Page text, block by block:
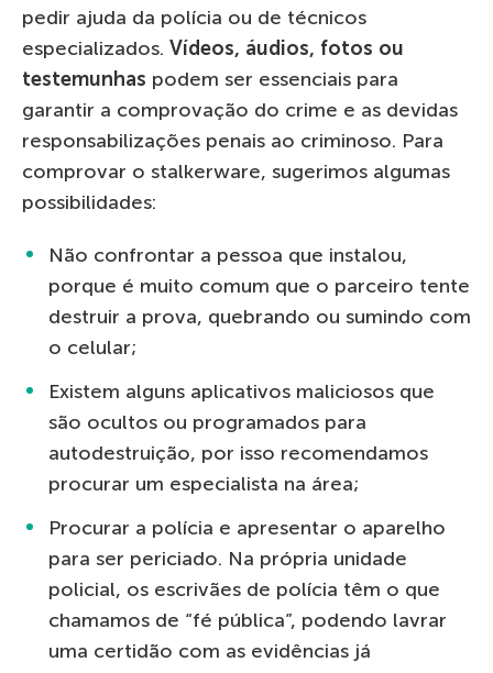
pedir ajuda da polícia ou de técnicos
especializados. Vídeos, áudios, fotos ou
testemunhas podem ser essenciais para
garantir a comprovação do crime e as devidas
responsabilizações penais ao criminoso. Para
comprovar o stalkerware, sugerimos algumas
possibilidades:
Não confrontar a pessoa que instalou,
porque é muito comum que o parceiro tente
destruir a prova, quebrando ou sumindo com
o celular;
Existem alguns aplicativos maliciosos que
são ocultos ou programados para
autodestruição, por isso recomendamos
procurar um especialista na área;
Procurar a polícia e apresentar o aparelho
para ser periciado. Na própria unidade
policial, os escrivães de polícia têm o que
chamamos de “fé pública”, podendo lavrar
uma certidão com as evidências já